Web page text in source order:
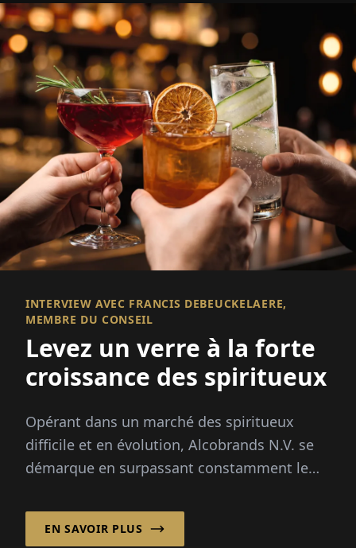
INTERVIEW AVEC FRANCIS DEBEUCKELAERE,
MEMBRE DU CONSEIL
Levez un verre à la forte
croissance des spiritueux
Opérant dans un marché des spiritueux
difficile et en évolution, Alcobrands N.V. se
démarque en surpassant constamment le
EN SAVOIR PLUS